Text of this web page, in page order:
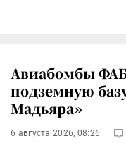
Авиабомбы
подземную
Мадьяра»
6 августа 2026, 08:26